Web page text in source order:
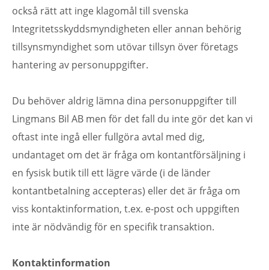
också rätt att inge klagomål till svenska
Integritetsskyddsmyndigheten eller annan behörig
tillsynsmyndighet som utövar tillsyn över företags
hantering av personuppgifter.
Du behöver aldrig lämna dina personuppgifter till
Lingmans Bil AB men för det fall du inte gör det kan vi
oftast inte ingå eller fullgöra avtal med dig,
undantaget om det är fråga om kontantförsäljning i
en fysisk butik till ett lägre värde (i de länder
kontantbetalning accepteras) eller det är fråga om
viss kontaktinformation, t.ex. e-post och uppgiften
inte är nödvändig för en specifik transaktion.
Kontaktinformation